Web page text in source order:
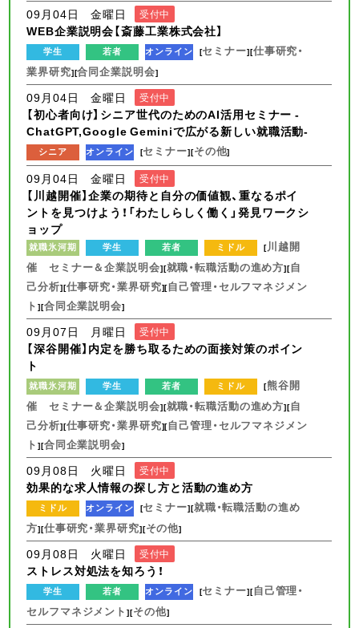
09月04日 金曜日 受付中
WEB企業説明会【斎藤工業株式会社】
学生 若者 オンライン [セミナー][仕事研究・
業界研究][合同企業説明会]
09月04日 金曜日 受付中
【初心者向け】シニア世代のためのAI活用セミナー -
ChatGPT,Google Geminiで広がる新しい就職活動-
シニア オンライン [セミナー][その他]
09月04日 金曜日 受付中
【川越開催】企業の期待と自分の価値観、重なるポイ
ントを見つけよう！「わたしらしく働く」発見ワークシ
ョップ
就職氷河期 学生 若者 ミドル [川越開
催 セミナー＆企業説明会][就職・転職活動の進め方][自
己分析][仕事研究・業界研究][自己管理・セルフマネジメン
ト][合同企業説明会]
09月07日 月曜日 受付中
【深谷開催】内定を勝ち取るための面接対策のポイン
ト
就職氷河期 学生 若者 ミドル [熊谷開
催 セミナー＆企業説明会][就職・転職活動の進め方][自
己分析][仕事研究・業界研究][自己管理・セルフマネジメン
ト][合同企業説明会]
09月08日 火曜日 受付中
効果的な求人情報の探し方と活動の進め方
ミドル オンライン [セミナー][就職・転職活動の進め
方][仕事研究・業界研究][その他]
09月08日 火曜日 受付中
ストレス対処法を知ろう！
学生 若者 オンライン [セミナー][自己管理・
セルフマネジメント][その他]